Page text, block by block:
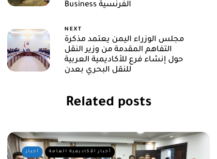
Business الفرنسية
NEXT
مجلس الوزراء اليمن يعتمد مذكرة
التفاهم المقدمة من وزير النقل
حول إنشاء فرع للأكاديمية العربية
للنقل البحري بعدن
Related posts
أخبار أخبار الأكاديمية العامة